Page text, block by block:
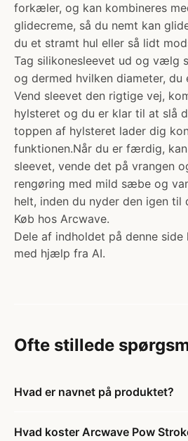
forkæler, og kan kombineres
glidecreme, så du nemt kan
du et stramt hul eller så lidt
Tag silikonesleevet ud og vælg
og dermed hvilken diameter, du
Vend sleevet den rigtige vej,
hylsteret og du er klar til at slå
toppen af hylsteret lader dig
funktionen.Når du er færdig,
sleevet, vende det på vrangen
rengøring med mild sæbe og
helt, inden du nyder den igen til
Køb hos Arcwave.
Dele af indholdet på denne
med hjælp fra AI.
Ofte stillede
Hvad er navnet på produktet?
Hvad koster Arcwave Pow